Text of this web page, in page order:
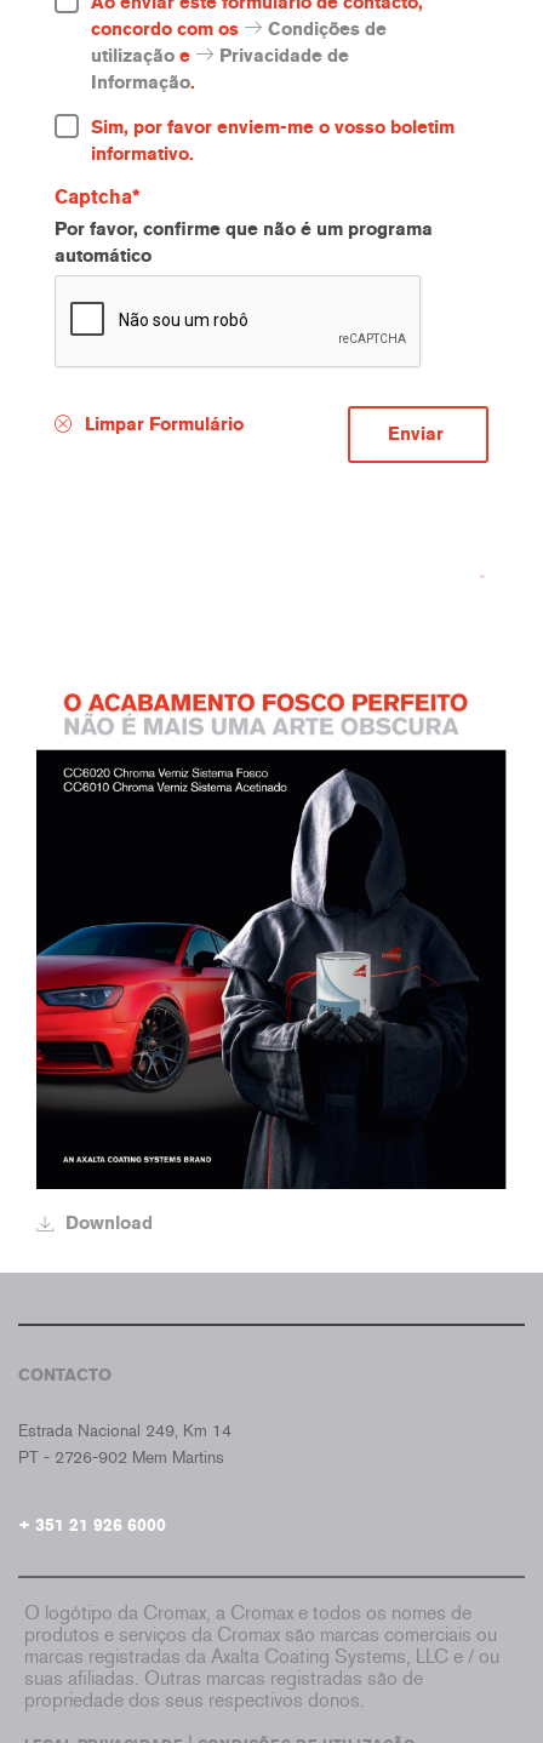
concordo com os
Condições de
utilização e
Privacidade de
Informação.
Sim, por favor enviem-me o vosso boletim
informativo.
Captcha
Por favor, confirme que não é um programa
automático
Limpar Formulário
Download
CONTACTO
Estrada Nacional 249, Km 14
PT - 2726-902 Mem Martins
+ 351 21 926 6000
O logótipo da Cromax, a Cromax e todos os nomes de
produtos e serviços da Cromax são marcas comerciais ou
marcas registradas da Axalta Coating Systems, LLC e / ou
suas afiliadas. Outras marcas registradas são de
propriedade dos seus respectivos donos.